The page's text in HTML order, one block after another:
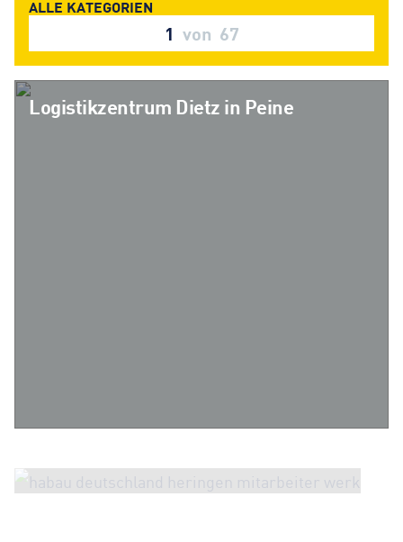
1 von 67
Logistikzentrum Dietz in Peine